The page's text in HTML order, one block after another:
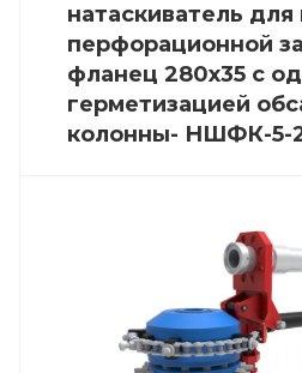
натаскиватель
перфорационной
фланец 280х35 с
герметизацией
колонны- НШФК-5-